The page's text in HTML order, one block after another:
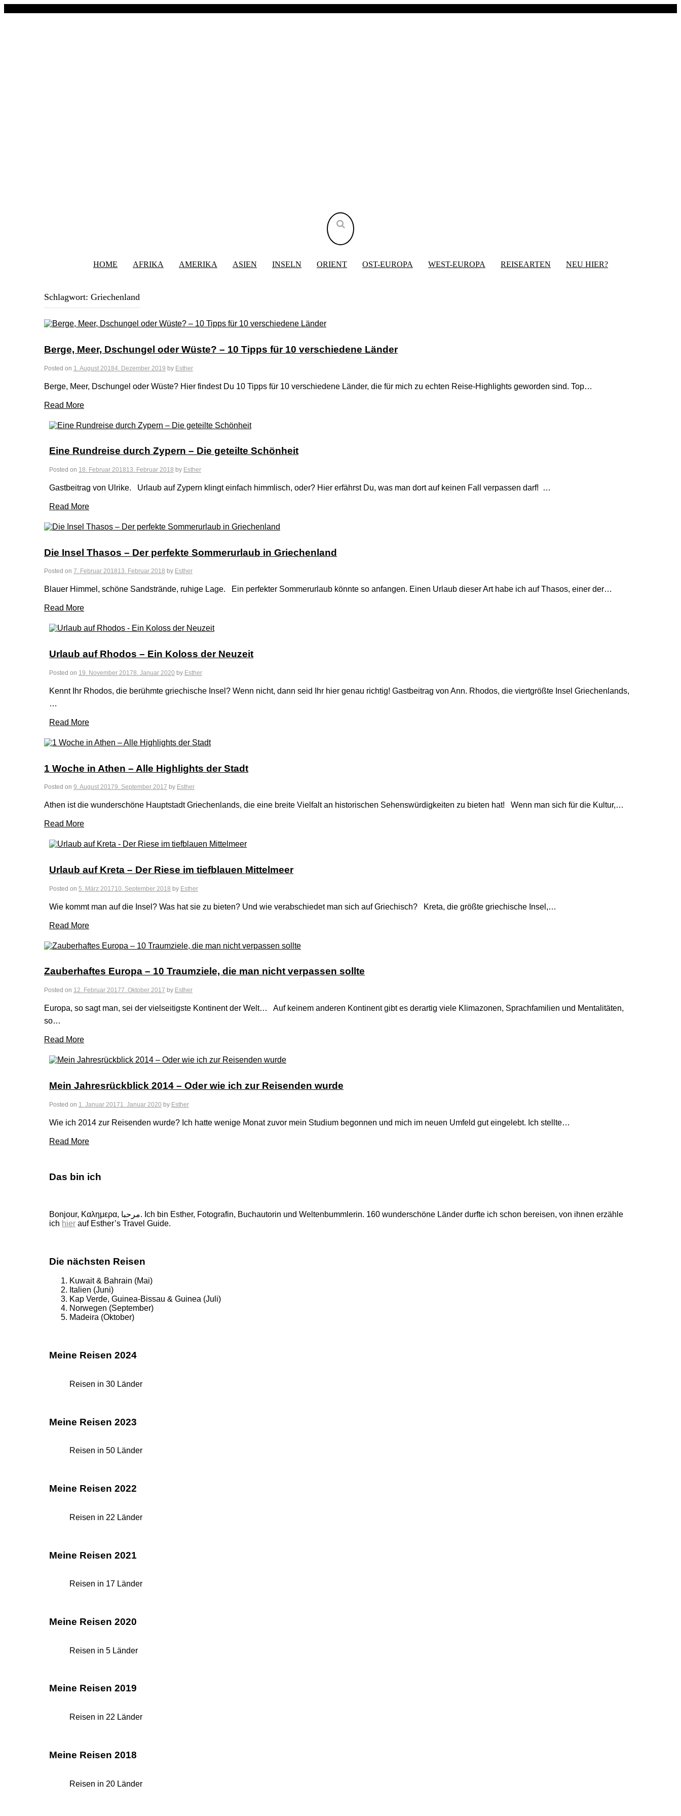
HOME AFRIKA AMERIKA ASIEN INSELN ORIENT OST-EUROPA WEST-EUROPA REISEARTEN NEU HIER?
Schlagwort: Griechenland
Berge, Meer, Dschungel oder Wüste? – 10 Tipps für 10 verschiedene Länder
Posted on 1. August 20184. Dezember 2019 by Esther
Berge, Meer, Dschungel oder Wüste? Hier findest Du 10 Tipps für 10 verschiedene Länder, die für mich zu echten Reise-Highlights geworden sind. Top…
Read More
Eine Rundreise durch Zypern – Die geteilte Schönheit
Posted on 18. Februar 201813. Februar 2018 by Esther
Gastbeitrag von Ulrike. Urlaub auf Zypern klingt einfach himmlisch, oder? Hier erfährst Du, was man dort auf keinen Fall verpassen darf! …
Read More
Die Insel Thasos – Der perfekte Sommerurlaub in Griechenland
Posted on 7. Februar 201813. Februar 2018 by Esther
Blauer Himmel, schöne Sandstrände, ruhige Lage. Ein perfekter Sommerurlaub könnte so anfangen. Einen Urlaub dieser Art habe ich auf Thasos, einer der…
Read More
Urlaub auf Rhodos – Ein Koloss der Neuzeit
Posted on 19. November 20178. Januar 2020 by Esther
Kennt Ihr Rhodos, die berühmte griechische Insel? Wenn nicht, dann seid Ihr hier genau richtig! Gastbeitrag von Ann. Rhodos, die viertgrößte Insel Griechenlands,
…
Read More
1 Woche in Athen – Alle Highlights der Stadt
Posted on 9. August 20179. September 2017 by Esther
Athen ist die wunderschöne Hauptstadt Griechenlands, die eine breite Vielfalt an historischen Sehenswürdigkeiten zu bieten hat! Wenn man sich für die Kultur,…
Read More
Urlaub auf Kreta – Der Riese im tiefblauen Mittelmeer
Posted on 5. März 201710. September 2018 by Esther
Wie kommt man auf die Insel? Was hat sie zu bieten? Und wie verabschiedet man sich auf Griechisch? Kreta, die größte griechische Insel,…
Read More
Zauberhaftes Europa – 10 Traumziele, die man nicht verpassen sollte
Posted on 12. Februar 20177. Oktober 2017 by Esther
Europa, so sagt man, sei der vielseitigste Kontinent der Welt… Auf keinem anderen Kontinent gibt es derartig viele Klimazonen, Sprachfamilien und Mentalitäten,
so…
Read More
Mein Jahresrückblick 2014 – Oder wie ich zur Reisenden wurde
Posted on 1. Januar 20171. Januar 2020 by Esther
Wie ich 2014 zur Reisenden wurde? Ich hatte wenige Monat zuvor mein Studium begonnen und mich im neuen Umfeld gut eingelebt. Ich stellte…
Read More
Das bin ich
Bonjour, Καλημερα, مرحبا. Ich bin Esther, Fotografin, Buchautorin und Weltenbummlerin. 160 wunderschöne Länder durfte ich schon bereisen, von ihnen erzähle
ich hier auf Esther’s Travel Guide.
Die nächsten Reisen
Kuwait & Bahrain (Mai)
Italien (Juni)
Kap Verde, Guinea-Bissau & Guinea (Juli)
Norwegen (September)
Madeira (Oktober)
Meine Reisen 2024
Reisen in 30 Länder
Meine Reisen 2023
Reisen in 50 Länder
Meine Reisen 2022
Reisen in 22 Länder
Meine Reisen 2021
Reisen in 17 Länder
Meine Reisen 2020
Reisen in 5 Länder
Meine Reisen 2019
Reisen in 22 Länder
Meine Reisen 2018
Reisen in 20 Länder